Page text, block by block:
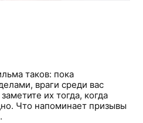
таков: пока
враги среди вас
их тогда, когда
Что напоминает призывы